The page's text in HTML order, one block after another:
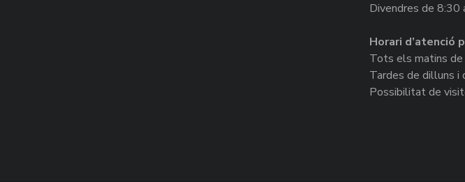
Divendres de 8:30
Horari d’atenció
Tots els matins
Tardes de dilluns i
Possibilitat de